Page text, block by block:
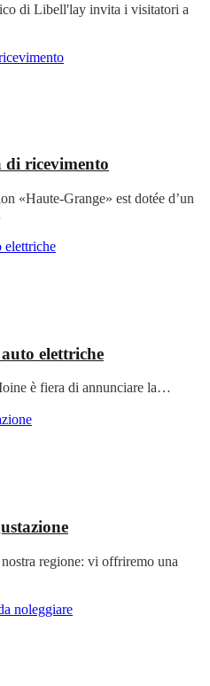
di Libell'lay invita i visitatori a
di ricevimento
«Haute-Grange» est dotée d’un
elettriche
è fiera di annunciare la…
regione: vi offriremo una